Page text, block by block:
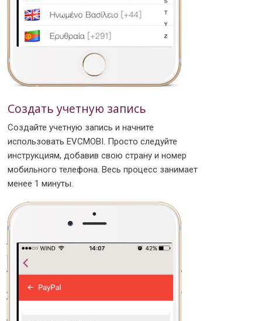
Создать учетную запись
Создайте учетную запись и начните
использовать EVCMOBI. Просто следуйте
инструкциям, добавив свою страну и номер
мобильного телефона. Весь процесс занимает
менее 1 минуты.